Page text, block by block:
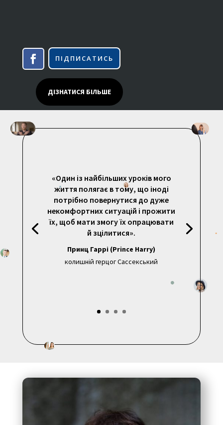
ПІДПИСАТИСЬ
ДІЗНАТИСЯ БІЛЬШЕ
«Один із найбільших уроків мого
життя полягає в тому, що іноді
потрібно повернутися до дуже
некомфортних ситуацій і прожити
їх, щоб мати змогу їх опрацювати
й зцілитися».
Принц Гаррі (Prince Harry)
колишній герцог Сассекський